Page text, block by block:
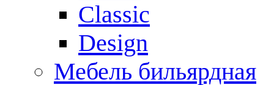
Сlassic
Design
Мебель бильярдная